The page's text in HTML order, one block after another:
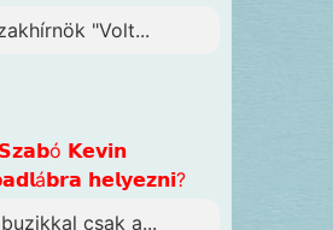
"Volt...
𝗞𝗲𝘃𝗶𝗻
𝗵𝗲𝗹𝘆𝗲𝘇𝗻𝗶?
csak a...